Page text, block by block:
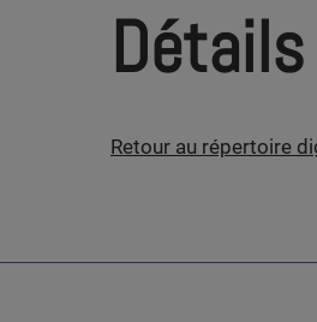
Retour au répertoire